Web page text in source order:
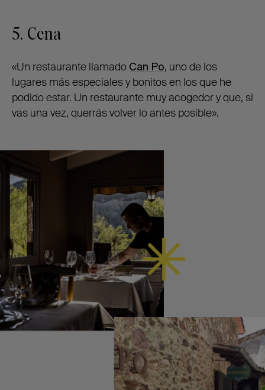
5. Cena
«Un restaurante llamado Can Po, uno de los
lugares más especiales y bonitos en los que he
podido estar. Un restaurante muy acogedor y que, si
vas una vez, querrás volver lo antes posible».